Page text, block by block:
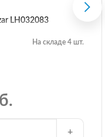
LH032083
На складе 4 шт.
+